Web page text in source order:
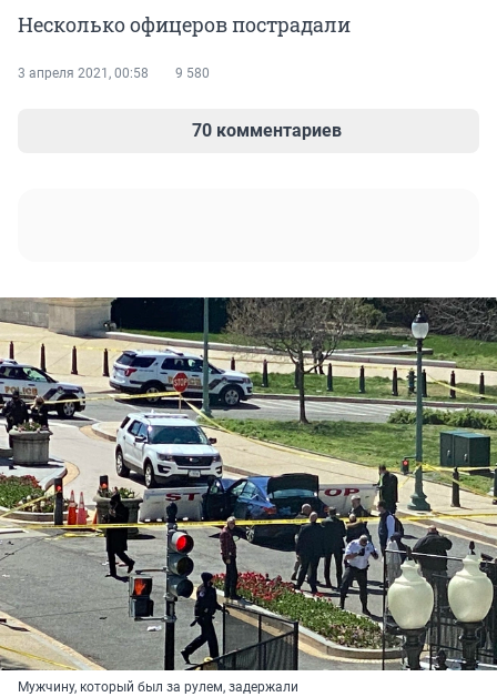
Несколько офицеров пострадали
3 апреля 2021, 00:58 9 580
70 комментариев
Мужчину, который был за рулем, задержали